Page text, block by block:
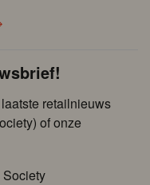
retailnieuws
of onze
Society